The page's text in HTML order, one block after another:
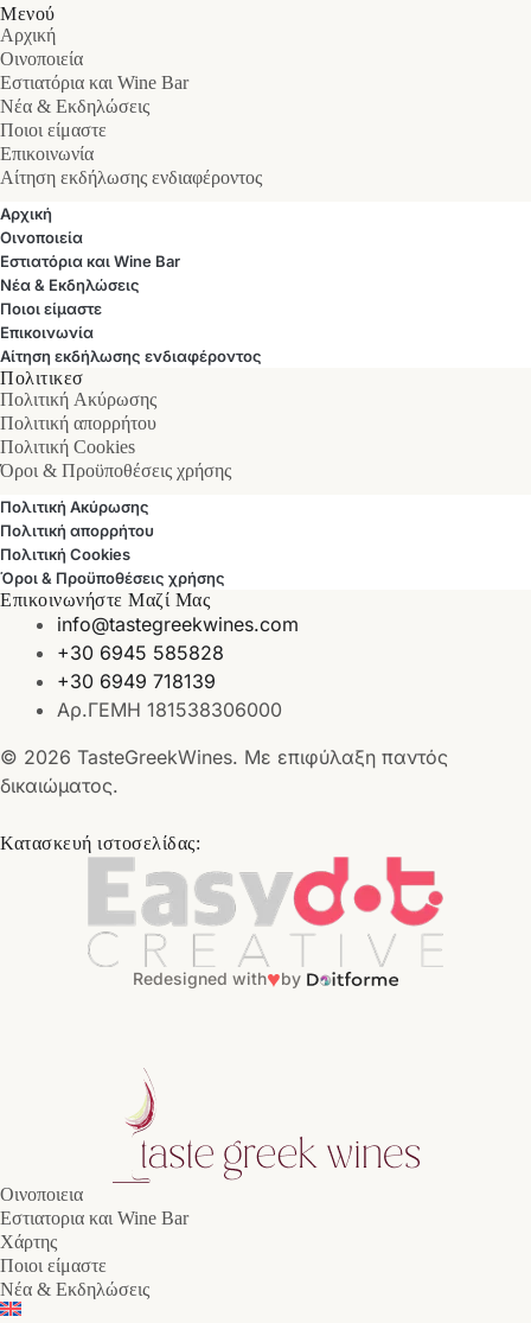
Μενού
Αρχική
Οινοποιεία
Εστιατόρια και Wine Bar
Νέα & Εκδηλώσεις
Ποιοι είμαστε
Επικοινωνία
Αίτηση εκδήλωσης ενδιαφέροντος
Αρχική
Οινοποιεία
Εστιατόρια και Wine Bar
Νέα & Εκδηλώσεις
Ποιοι είμαστε
Επικοινωνία
Αίτηση εκδήλωσης ενδιαφέροντος
Πολιτικεσ
Πολιτική Ακύρωσης
Πολιτική απορρήτου
Πολιτική Cookies
Όροι & Προϋποθέσεις χρήσης
Πολιτική Ακύρωσης
Πολιτική απορρήτου
Πολιτική Cookies
Όροι & Προϋποθέσεις χρήσης
Επικοινωνήστε Μαζί Μας
info@tastegreekwines.com
+30 6945 585828
+30 6949 718139
Αρ.ΓΕΜΗ 181538306000
© 2026 TasteGreekWines. Με επιφύλαξη παντός
δικαιώματος.
Κατασκευή ιστοσελίδας:
Redesigned with♥by
Οινοποιεια
Εστιατορια και Wine Bar
Χάρτης
Ποιοι είμαστε
Νέα & Εκδηλώσεις